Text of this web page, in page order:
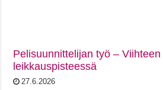
Pelisuunnittelijan työ –
leikkauspisteessä
27.6.2026